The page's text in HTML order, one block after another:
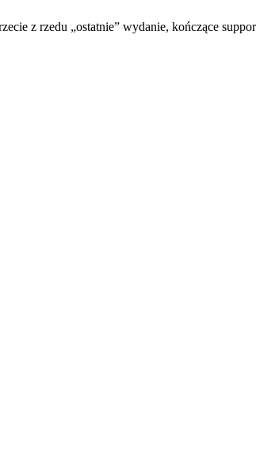
z rzedu „ostatnie” wydanie, kończące